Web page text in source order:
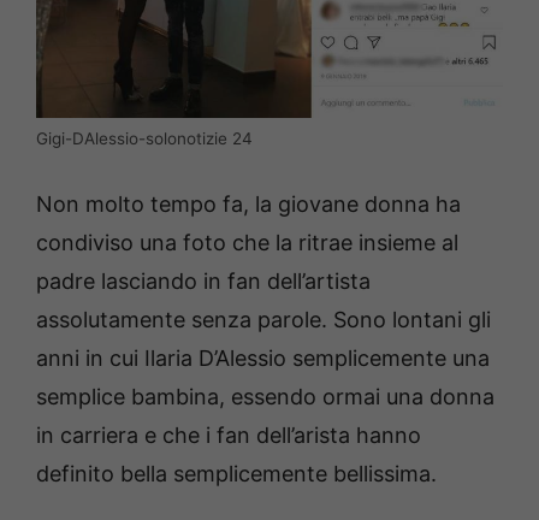
Gigi-DAlessio-solonotizie 24
Non molto tempo fa, la giovane donna ha
condiviso una foto che la ritrae insieme al
padre lasciando in fan dell’artista
assolutamente senza parole. Sono lontani gli
anni in cui Ilaria D’Alessio semplicemente una
semplice bambina, essendo ormai una donna
in carriera e che i fan dell’arista hanno
definito bella semplicemente bellissima.